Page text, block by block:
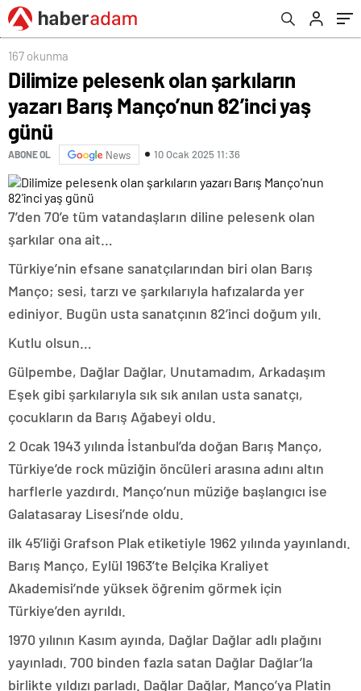
167 okunma
Dilimize pelesenk olan şarkıların
yazarı Barış Manço’nun 82’inci yaş
günü
ABONE OL News 10 Ocak 2025 11:36
7’den 70’e tüm vatandaşların diline pelesenk olan
şarkılar ona ait…
Türkiye’nin efsane sanatçılarından biri olan Barış
Manço; sesi, tarzı ve şarkılarıyla hafızalarda yer
ediniyor. Bugün usta sanatçının 82’inci doğum yılı.
Kutlu olsun…
Gülpembe, Dağlar Dağlar, Unutamadım, Arkadaşım
Eşek gibi şarkılarıyla sık sık anılan usta sanatçı,
çocukların da Barış Ağabeyi oldu.
2 Ocak 1943 yılında İstanbul’da doğan Barış Manço,
Türkiye’de rock müziğin öncüleri arasına adını altın
harflerle yazdırdı. Manço’nun müziğe başlangıcı ise
Galatasaray Lisesi’nde oldu.
ilk 45’liği Grafson Plak etiketiyle 1962 yılında yayınlandı.
Barış Manço, Eylül 1963’te Belçika Kraliyet
Akademisi’nde yüksek öğrenim görmek için
Türkiye’den ayrıldı.
1970 yılının Kasım ayında, Dağlar Dağlar adlı plağını
yayınladı. 700 binden fazla satan Dağlar Dağlar’la
birlikte yıldızı parladı. Dağlar Dağlar, Manço’ya Platin